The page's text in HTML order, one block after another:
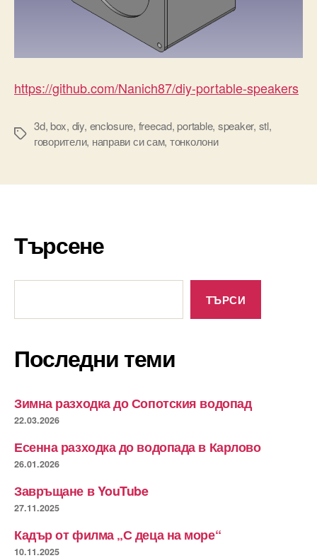
https://github.com/Nanich87/diy-portable-speakers
Tags
3d,box, diy, enclosure, freecad,portable, speaker, stl,
говорители, направи си сам, тонколони
Търсене
ТЪРСИ
Последни теми
Зимна разходка до Сопотския водопад
22.03.2026
Есенна разходка до водопада в Карлово
26.01.2026
Завръщане в YouTube
27.11.2025
Кадър от филма „С деца на море“
10.11.2025